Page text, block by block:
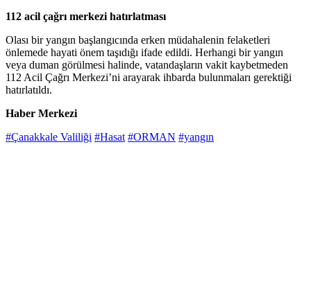
112 acil çağrı merkezi hatırlatması
Olası bir yangın başlangıcında erken müdahalenin felaketleri
önlemede hayati önem taşıdığı ifade edildi. Herhangi bir yangın
veya duman görülmesi halinde, vatandaşların vakit kaybetmeden
112 Acil Çağrı Merkezi’ni arayarak ihbarda bulunmaları gerektiği
hatırlatıldı.
Haber Merkezi
#Çanakkale Valiliği #Hasat #ORMAN #yangın